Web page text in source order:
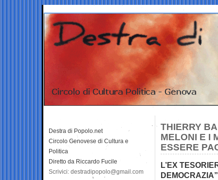
THIERRY
MELONI E I
ESSERE
L’EX
Destra di Popolo.net
Circolo Genovese di Cultura e
Politica
Diretto da Riccardo Fucile
Scrivici: destradipopolo@gmail.com